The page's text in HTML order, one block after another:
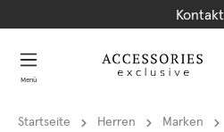
Kontakt
Menü
Startseite Herren Marken